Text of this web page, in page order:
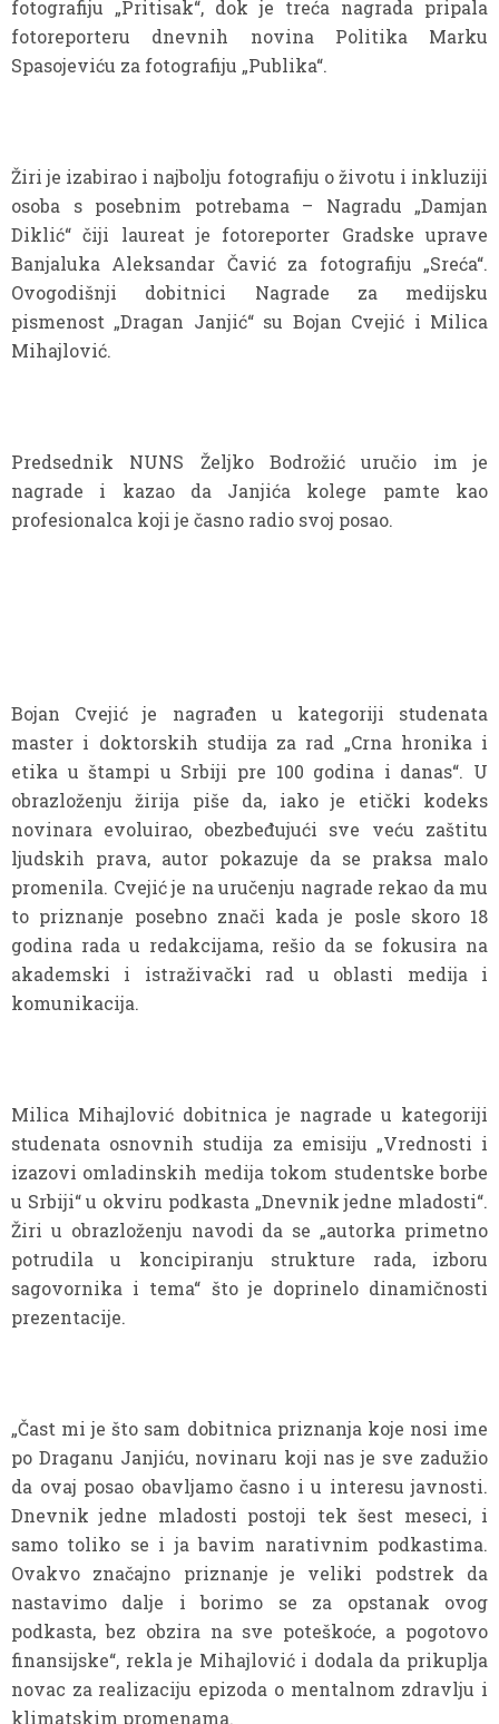
fotografiju „Pritisak“, dok je treća nagrada pripala
fotoreporteru dnevnih novina Politika Marku
Spasojeviću za fotografiju „Publika“.
Žiri je izabirao i najbolju fotografiju o životu i inkluziji
osoba s posebnim potrebama – Nagradu „Damjan
Diklić“ čiji laureat je fotoreporter Gradske uprave
Banjaluka Aleksandar Čavić za fotografiju „Sreća“.
Ovogodišnji dobitnici Nagrade za medijsku
pismenost „Dragan Janjić“ su Bojan Cvejić i Milica
Mihajlović.
Predsednik NUNS Željko Bodrožić uručio im je
nagrade i kazao da Janjića kolege pamte kao
profesionalca koji je časno radio svoj posao.
Bojan Cvejić je nagrađen u kategoriji studenata
master i doktorskih studija za rad „Crna hronika i
etika u štampi u Srbiji pre 100 godina i danas“. U
obrazloženju žirija piše da, iako je etički kodeks
novinara evoluirao, obezbeđujući sve veću zaštitu
ljudskih prava, autor pokazuje da se praksa malo
promenila. Cvejić je na uručenju nagrade rekao da mu
to priznanje posebno znači kada je posle skoro 18
godina rada u redakcijama, rešio da se fokusira na
akademski i istraživački rad u oblasti medija i
komunikacija.
Milica Mihajlović dobitnica je nagrade u kategoriji
studenata osnovnih studija za emisiju „Vrednosti i
izazovi omladinskih medija tokom studentske borbe
u Srbiji“ u okviru podkasta „Dnevnik jedne mladosti“.
Žiri u obrazloženju navodi da se „autorka primetno
potrudila u koncipiranju strukture rada, izboru
sagovornika i tema“ što je doprinelo dinamičnosti
prezentacije.
„Čast mi je što sam dobitnica priznanja koje nosi ime
po Draganu Janjiću, novinaru koji nas je sve zadužio
da ovaj posao obavljamo časno i u interesu javnosti.
Dnevnik jedne mladosti postoji tek šest meseci, i
samo toliko se i ja bavim narativnim podkastima.
Ovakvo značajno priznanje je veliki podstrek da
nastavimo dalje i borimo se za opstanak ovog
podkasta, bez obzira na sve poteškoće, a pogotovo
finansijske“, rekla je Mihajlović i dodala da prikuplja
novac za realizaciju epizoda o mentalnom zdravlju i
klimatskim promenama.